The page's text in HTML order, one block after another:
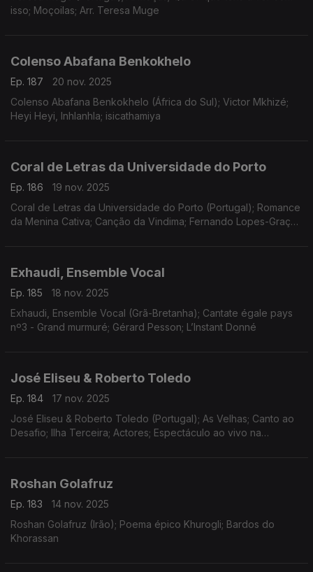
isso; Moçoilas; Arr. Teresa Muge
Colenso Abafana Benkokhelo
Ep. 187
20 nov. 2025
Colenso Abafana Benkokhelo (África do Sul); Victor Mkhizé;
Heyi Heyi, Inhlanhla; isicathamiya
Coral de Letras da Universidade do Porto
Ep. 186
19 nov. 2025
Coral de Letras da Universidade do Porto (Portugal); Romance
da Menina Cativa; Canção da Vindima; Fernando Lopes-Graça;
Exhaudi, Ensemble Vocal
Ep. 185
18 nov. 2025
Exhaudi, Ensemble Vocal (Grã-Bretanha); Cantate égale pays
nº3 - Grand murmuré; Gérard Pesson; L’Instant Donné
José Eliseu & Roberto Toledo
Ep. 184
17 nov. 2025
José Eliseu & Roberto Toledo (Portugal); As Velhas; Canto ao
Desafio; Ilha Terceira; Actores; Espectáculo ao vivo na
Roshan Golafruz
Ep. 183
14 nov. 2025
Roshan Golafruz (Irão); Poema épico Khurogli; Bardos do
Khorassan